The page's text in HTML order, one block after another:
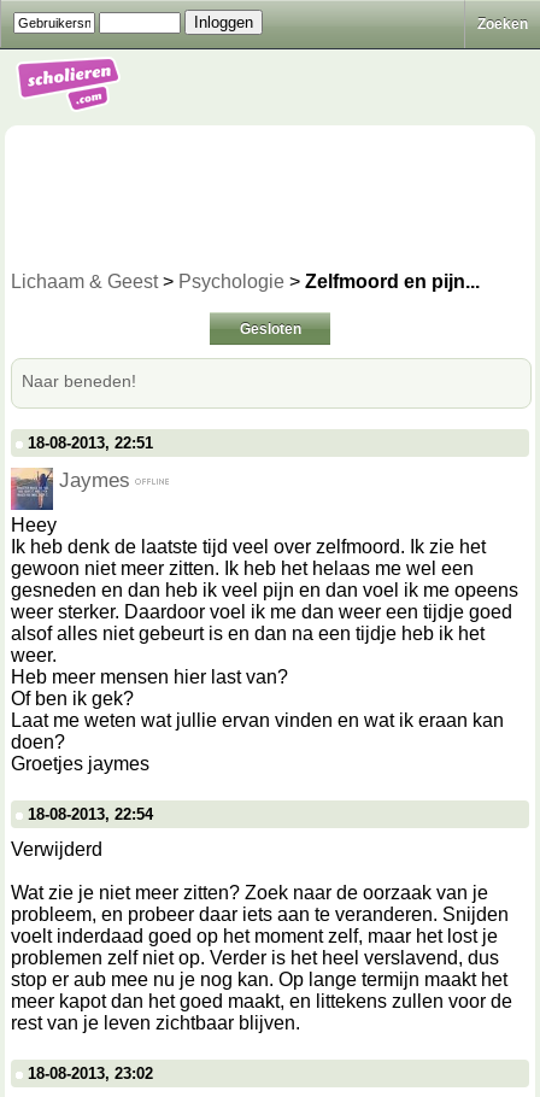
Zoeken
Lichaam & Geest> Psychologie > Zelfmoord en pijn...
Gesloten
Naar beneden!
18-08-2013, 22:51
Jaymes
Heey
Ik heb denk de laatste tijd veel over zelfmoord. Ik zie het
gewoon niet meer zitten. Ik heb het helaas me wel een
gesneden en dan heb ik veel pijn en dan voel ik me opeens
weer sterker. Daardoor voel ik me dan weer een tijdje goed
alsof alles niet gebeurt is en dan na een tijdje heb ik het
weer.
Heb meer mensen hier last van?
Of ben ik gek?
Laat me weten wat jullie ervan vinden en wat ik eraan kan
doen?
Groetjes jaymes
18-08-2013, 22:54
Verwijderd
Wat zie je niet meer zitten? Zoek naar de oorzaak van je
probleem, en probeer daar iets aan te veranderen. Snijden
voelt inderdaad goed op het moment zelf, maar het lost je
problemen zelf niet op. Verder is het heel verslavend, dus
stop er aub mee nu je nog kan. Op lange termijn maakt het
meer kapot dan het goed maakt, en littekens zullen voor de
rest van je leven zichtbaar blijven.
18-08-2013, 23:02